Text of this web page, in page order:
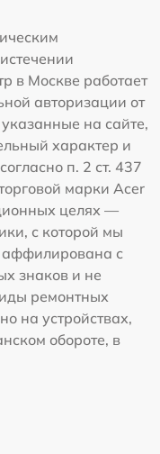
в Москве работает
авторизации от
на сайте,
характер и
п. 2 ст. 437
марки Acer
целях —
с которой мы
аффилирована с
знаков и не
ремонтных
на устройствах,
обороте, в